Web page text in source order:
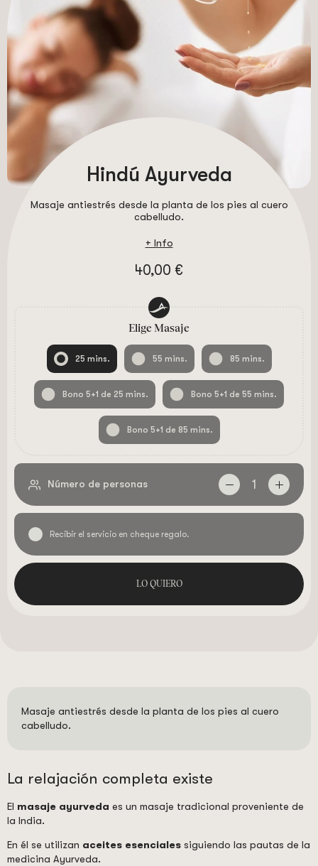
Hindú Ayurveda
Masaje antiestrés desde la planta de los pies al cuero
cabelludo.
+ Info
40,00 €
Elige Masaje
25 mins. 55 mins. 85 mins.
Bono 5+1 de 25 mins. Bono 5+1 de 55 mins.
Bono 5+1 de 85 mins.
Número de personas 1
Recibir el servicio en cheque regalo.
LO QUIERO
Masaje antiestrés desde la planta de los pies al cuero
cabelludo.
La relajación completa existe
El masaje ayurveda es un masaje tradicional proveniente de
la India.
En él se utilizan aceites esenciales siguiendo las pautas de la
medicina Ayurveda.